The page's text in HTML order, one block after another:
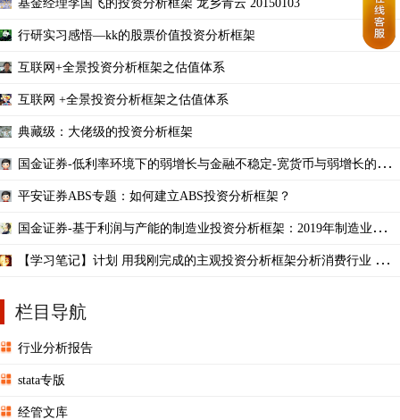
基金经理李国飞的投资分析框架 龙乡青云 20150103
行研实习感悟—kk的股票价值投资分析框架
互联网+全景投资分析框架之估值体系
互联网 +全景投资分析框架之估值体系
典藏级：大佬级的投资分析框架
国金证券-低利率环境下的弱增长与金融不稳定-宽货币与弱增长的分
平安证券ABS专题：如何建立ABS投资分析框架？
国金证券-基于利润与产能的制造业投资分析框架：2019年制造业投资
【学习笔记】计划 用我刚完成的主观投资分析框架分析消费行业 目标
栏目导航
行业分析报告
stata专版
经管文库